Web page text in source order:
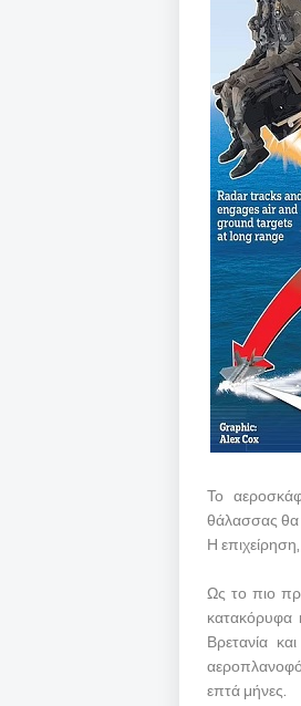
Το
θάλασσας θα
Η
Ως το πιο
κατακόρυφα
Βρετανία
επτά μήνες.